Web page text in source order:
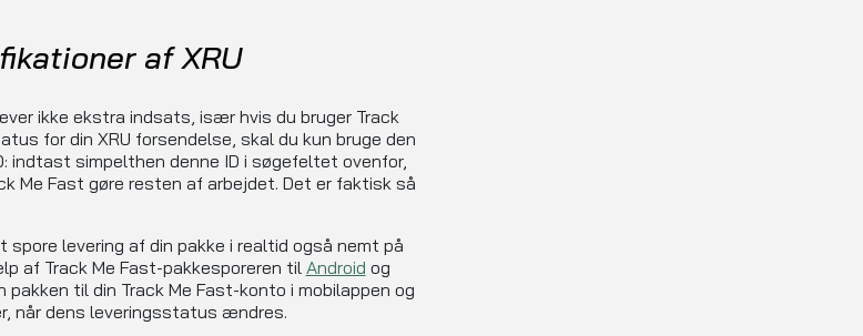
af XRU
ikke ekstra indsats, især hvis du bruger Track
for din XRU forsendelse, skal du kun bruge den
indtast simpelthen denne ID i søgefeltet ovenfor,
Me Fast gøre resten af arbejdet. Det er faktisk så
spore levering af din pakke i realtid også nemt på
af Track Me Fast-pakkesporeren tilAndroid og
pakken til din Track Me Fast-konto i mobilappen og
når dens leveringsstatus ændres.